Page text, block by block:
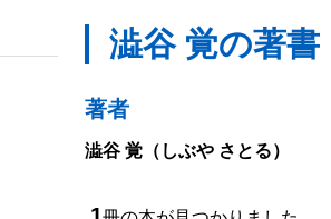
澁谷 覚の著書
著者
澁谷 覚 （しぶや さとる）